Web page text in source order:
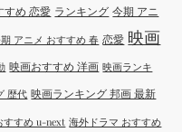
すめ 恋愛 ランキング 今期 アニ
アニメ おすすめ 春 恋愛 映画
映画おすすめ 洋画 映画ランキ
歴代 映画ランキング 邦画 最新
すすめ u-next 海外ドラマ おすすめ